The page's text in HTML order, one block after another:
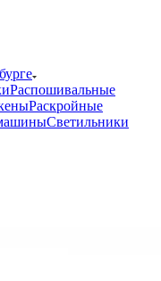
Распошивальные
Раскройные
Светильники